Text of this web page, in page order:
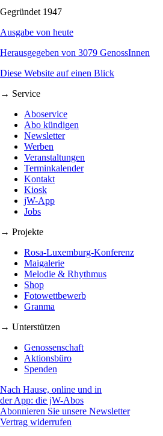
Gegründet 1947
Ausgabe von heute
Herausgegeben von 3079 GenossInnen
Diese Website auf einen Blick
→ Service
Aboservice
Abo kündigen
Newsletter
Werben
Veranstaltungen
Terminkalender
Kontakt
Kiosk
jW-App
Jobs
→ Projekte
Rosa-Luxemburg-Konferenz
Maigalerie
Melodie & Rhythmus
Shop
Fotowettbewerb
Granma
→ Unterstützen
Genossenschaft
Aktionsbüro
Spenden
Nach Hause, online und in
der App: die jW-Abos
Abonnieren Sie unsere Newsletter
Vertrag widerrufen